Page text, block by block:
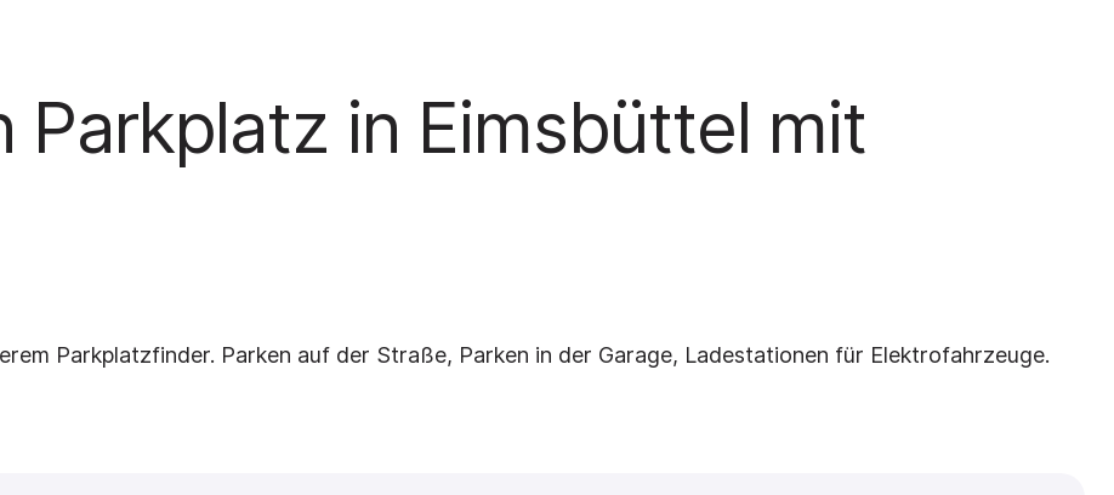
Parkplatz in Eimsbüttel mit
Parkplatzfinder. Parken auf der Straße, Parken in der Garage, Ladestationen für Elektrofahrzeuge.